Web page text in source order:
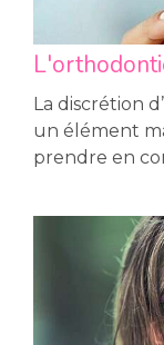
La discrétion
un élément
prendre en